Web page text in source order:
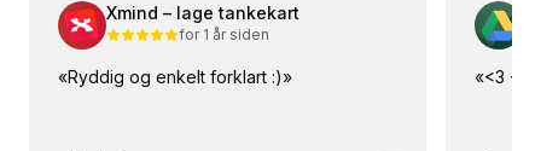
Xmind – lage tankekart
for 1 år siden
«Ryddig og enkelt forklart :)» «<3 <3